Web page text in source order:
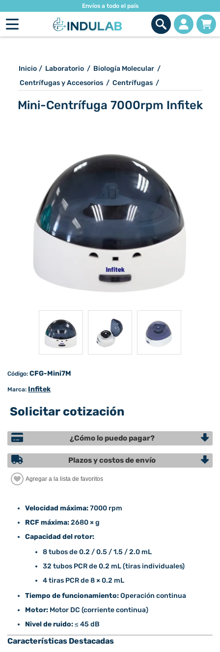
Envíos a todo el país
Inicio / Laboratorio / Biología Molecular /
Centrífugas y Accesorios / Centrífugas /
Mini-Centrífuga 7000rpm Infitek
Código: CFG-Mini7M
Marca: Infitek
Solicitar cotización
¿Cómo lo puedo pagar?
Plazos y costos de envío
Velocidad máxima:7000 rpm
RCF máxima:2680 × g
Capacidad del rotor:
8 tubos de 0.2 / 0.5 / 1.5 / 2.0 mL
32 tubos PCR de 0.2 mL (tiras individuales)
4 tiras PCR de 8 × 0.2 mL
Tiempo de funcionamiento:Operación continua
Motor: Motor DC (corriente continua)
Nivel de ruido:≤ 45 dB
Características Destacadas